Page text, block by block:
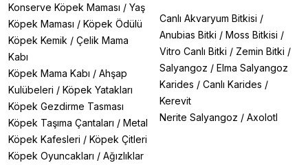
Konserve Köpek Maması / Yaş
Köpek Maması / Köpek Ödülü
Köpek Kemik / Çelik Mama
Kabı
Köpek Mama Kabı / Ahşap
Kulübeleri / Köpek Yatakları
Köpek Gezdirme Tasması
Köpek Taşıma Çantaları / Metal
Köpek Kafesleri / Köpek Çitleri
Köpek Oyuncakları / Ağızlıklar
Canlı Akvaryum Bitkisi /
Anubias Bitki / Moss Bitkisi /
Vitro Canlı Bitki / Zemin Bitki /
Salyangoz / Elma Salyangoz
Karides / Canlı Karides /
Kerevit
Nerite Salyangoz / Axolotl